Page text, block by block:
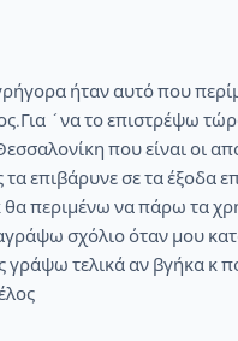
ήταν αυτό που
´να το επιστρέψω
που είναι οι
επιβάρυνε σε τα έξοδα
θα περιμένω να πάρω τα
σχόλιο όταν μου
γράψω τελικά αν βγήκα κ